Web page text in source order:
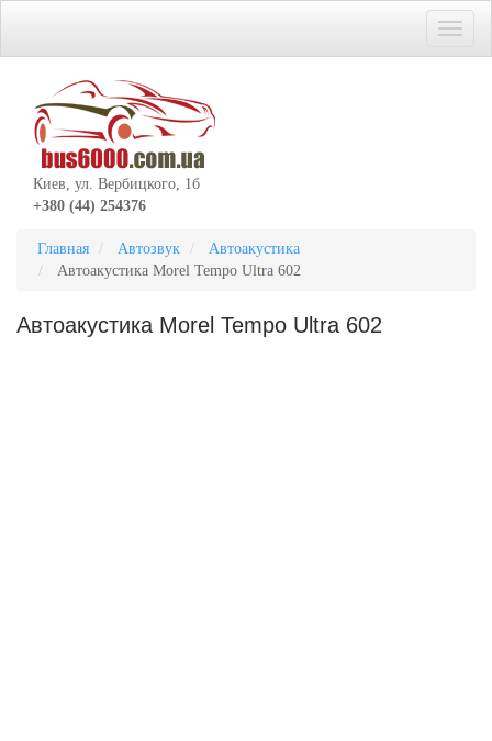
Киев, ул. Вербицкого, 1б
+380 (44) 254376
Главная Автозвук
Автоакустика
Автоакустика Morel Tempo Ultra 602
Автоакустика Morel Tempo Ultra 602